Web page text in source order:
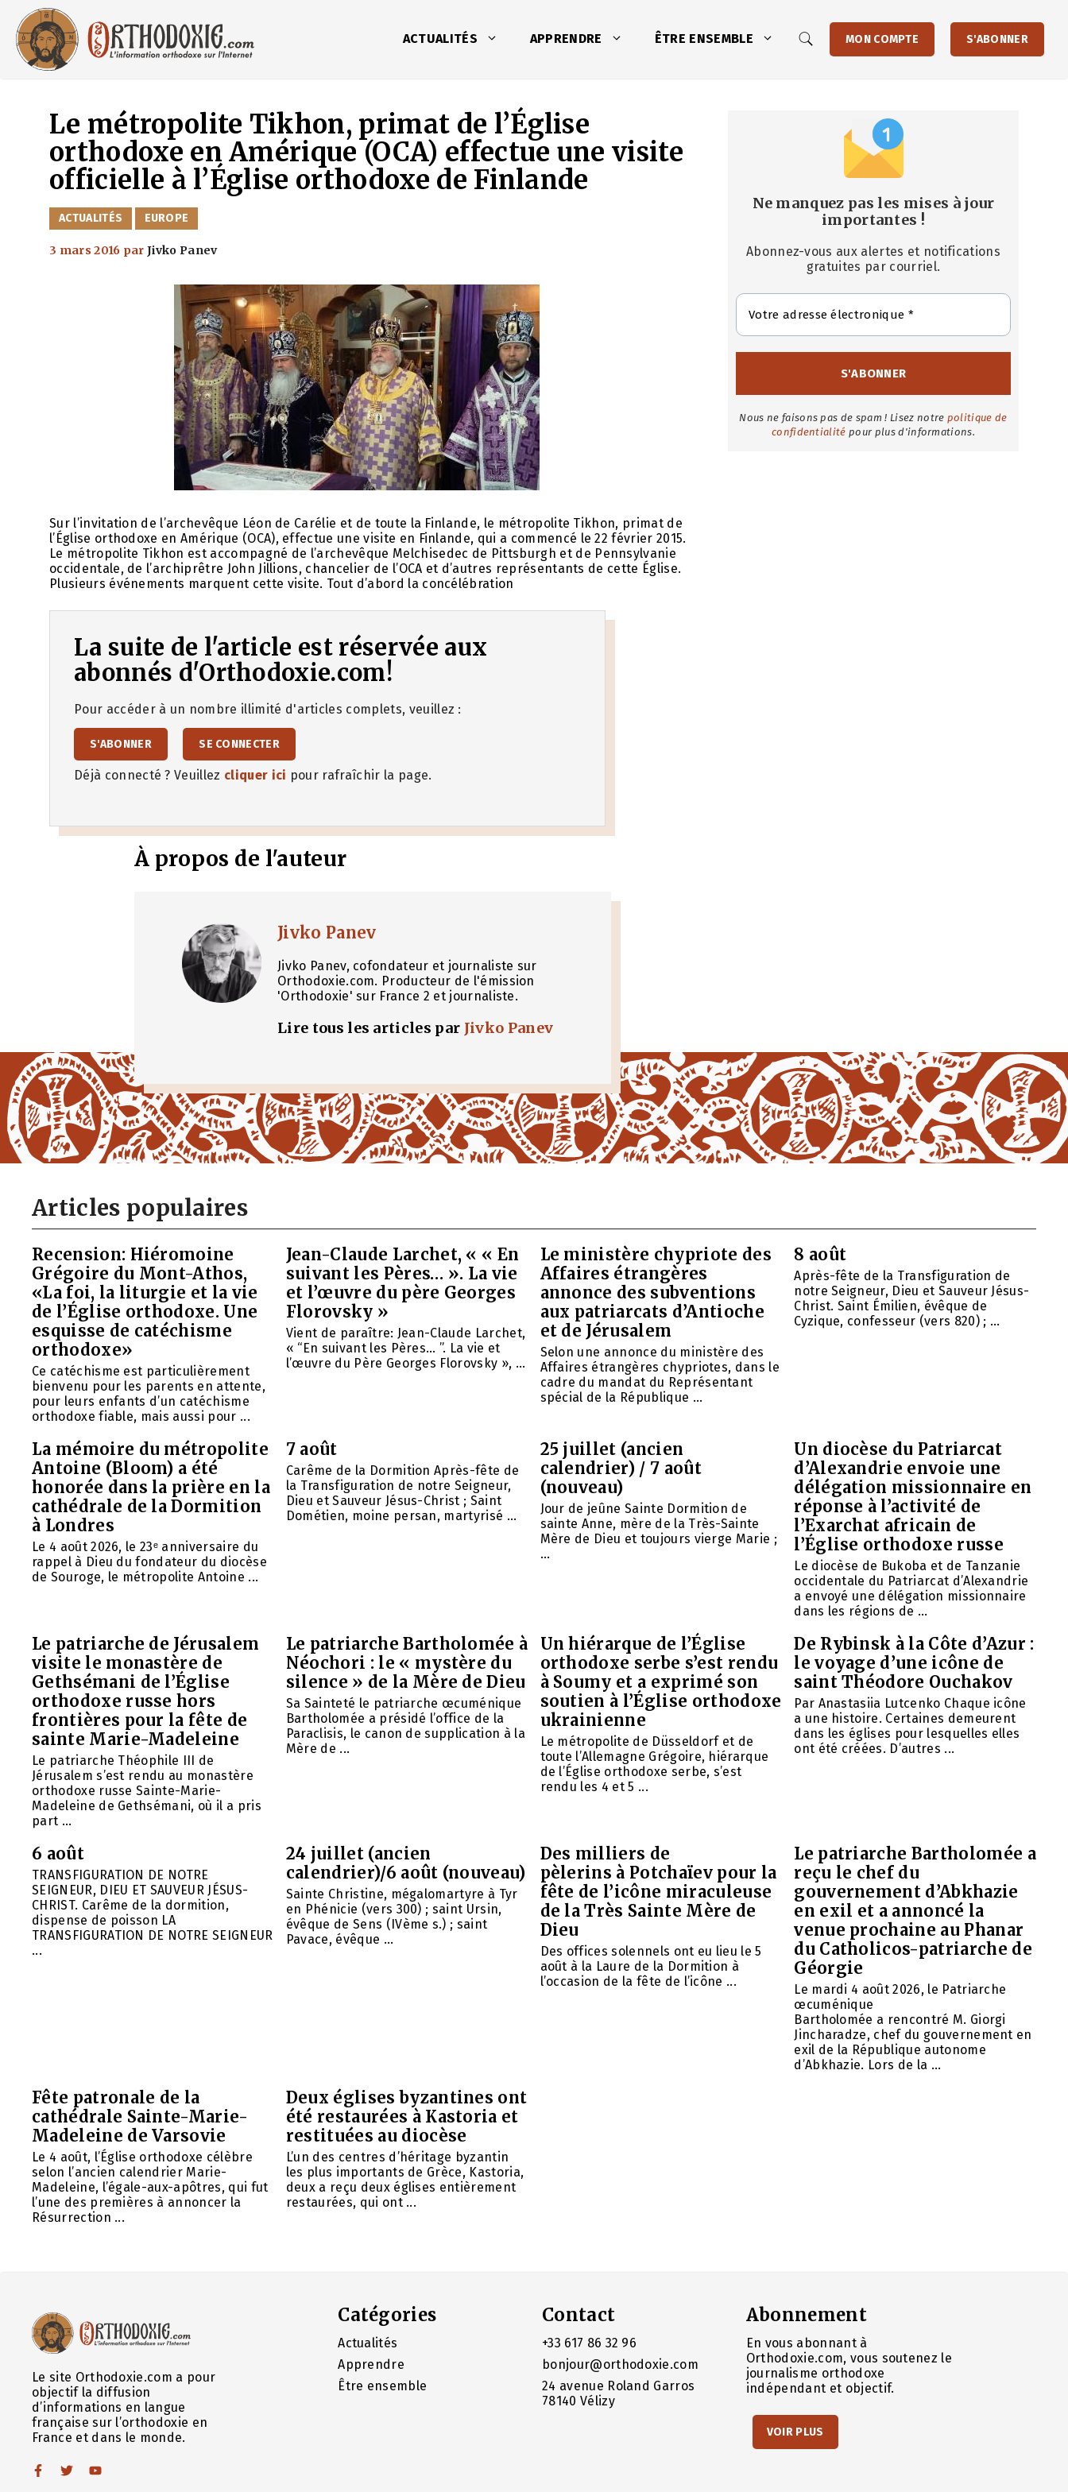
contenu
ACTUALITÉS APPRENDRE ÊTRE ENSEMBLE MON COMPTE S'ABONNER
Le métropolite Tikhon, primat de l’Église
orthodoxe en Amérique (OCA) effectue une visite
officielle à l’Église orthodoxe de Finlande
CATÉGORIES
ACTUALITÉS EUROPE
3 mars 2016 parJivko Panev
Sur l’invitation de l’archevêque Léon de Carélie et de toute la Finlande, le métropolite Tikhon, primat de
l’Église orthodoxe en Amérique (OCA), effectue une visite en Finlande, qui a commencé le 22 février 2015.
Le métropolite Tikhon est accompagné de l’archevêque Melchisedec de Pittsburgh et de Pennsylvanie
occidentale, de l’archiprêtre John Jillions, chancelier de l’OCA et d’autres représentants de cette Église.
Plusieurs événements marquent cette visite. Tout d’abord la concélébration
La suite de l'article est réservée aux
abonnés d'Orthodoxie.com!
Pour accéder à un nombre illimité d'articles complets, veuillez :
S'ABONNER SE CONNECTER
Déjà connecté ? Veuillez cliquer ici pour rafraîchir la page.
À propos de l'auteur
Jivko Panev
Jivko Panev, cofondateur et journaliste sur
Orthodoxie.com. Producteur de l'émission
'Orthodoxie' sur France 2 et journaliste.
Lire tous les articles par Jivko Panev
Ne manquez pas les mises à jour
importantes !
Abonnez-vous aux alertes et notifications
gratuites par courriel.
Nous ne faisons pas de spam ! Lisez notre politique de
confidentialité pour plus d'informations.
Articles populaires
Recension: Hiéromoine
Grégoire du Mont-Athos,
«La foi, la liturgie et la vie
de l’Église orthodoxe. Une
esquisse de catéchisme
orthodoxe»
Ce catéchisme est particulièrement
bienvenu pour les parents en attente,
pour leurs enfants d’un catéchisme
orthodoxe fiable, mais aussi pour ...
Jean-Claude Larchet, « « En
suivant les Pères… ». La vie
et l’œuvre du père Georges
Florovsky »
Vient de paraître: Jean-Claude Larchet,
« “En suivant les Pères… ”. La vie et
l’œuvre du Père Georges Florovsky », ...
Le ministère chypriote des
Affaires étrangères
annonce des subventions
aux patriarcats d’Antioche
et de Jérusalem
Selon une annonce du ministère des
Affaires étrangères chypriotes, dans le
cadre du mandat du Représentant
spécial de la République ...
8 août
Après-fête de la Transfiguration de
notre Seigneur, Dieu et Sauveur Jésus-
Christ. Saint Émilien, évêque de
Cyzique, confesseur (vers 820) ; ...
La mémoire du métropolite
Antoine (Bloom) a été
honorée dans la prière en la
cathédrale de la Dormition
à Londres
Le 4 août 2026, le 23ᵉ anniversaire du
rappel à Dieu du fondateur du diocèse
de Souroge, le métropolite Antoine ...
7 août
Carême de la Dormition Après-fête de
la Transfiguration de notre Seigneur,
Dieu et Sauveur Jésus-Christ ; Saint
Dométien, moine persan, martyrisé ...
25 juillet (ancien
calendrier) / 7 août
(nouveau)
Jour de jeûne Sainte Dormition de
sainte Anne, mère de la Très-Sainte
Mère de Dieu et toujours vierge Marie ;
...
Un diocèse du Patriarcat
d’Alexandrie envoie une
délégation missionnaire en
réponse à l’activité de
l’Exarchat africain de
l’Église orthodoxe russe
Le diocèse de Bukoba et de Tanzanie
occidentale du Patriarcat d’Alexandrie
a envoyé une délégation missionnaire
dans les régions de ...
Le patriarche de Jérusalem
visite le monastère de
Gethsémani de l’Église
orthodoxe russe hors
frontières pour la fête de
sainte Marie-Madeleine
Le patriarche Théophile III de
Jérusalem s’est rendu au monastère
orthodoxe russe Sainte-Marie-
Madeleine de Gethsémani, où il a pris
part ...
Le patriarche Bartholomée à
Néochori : le « mystère du
silence » de la Mère de Dieu
Sa Sainteté le patriarche œcuménique
Bartholomée a présidé l’office de la
Paraclisis, le canon de supplication à la
Mère de ...
Un hiérarque de l’Église
orthodoxe serbe s’est rendu
à Soumy et a exprimé son
soutien à l’Église orthodoxe
ukrainienne
Le métropolite de Düsseldorf et de
toute l’Allemagne Grégoire, hiérarque
de l’Église orthodoxe serbe, s’est
rendu les 4 et 5 ...
De Rybinsk à la Côte d’Azur :
le voyage d’une icône de
saint Théodore Ouchakov
Par Anastasiia Lutcenko Chaque icône
a une histoire. Certaines demeurent
dans les églises pour lesquelles elles
ont été créées. D’autres ...
6 août
TRANSFIGURATION DE NOTRE
SEIGNEUR, DIEU ET SAUVEUR JÉSUS-
CHRIST. Carême de la dormition,
dispense de poisson LA
TRANSFIGURATION DE NOTRE SEIGNEUR
...
24 juillet (ancien
calendrier)/6 août (nouveau)
Sainte Christine, mégalomartyre à Tyr
en Phénicie (vers 300) ; saint Ursin,
évêque de Sens (IVème s.) ; saint
Pavace, évêque ...
Des milliers de
pèlerins à Potchaïev pour la
fête de l’icône miraculeuse
de la Très Sainte Mère de
Dieu
Des offices solennels ont eu lieu le 5
août à la Laure de la Dormition à
l’occasion de la fête de l’icône ...
Le patriarche Bartholomée a
reçu le chef du
gouvernement d’Abkhazie
en exil et a annoncé la
venue prochaine au Phanar
du Catholicos-patriarche de
Géorgie
Le mardi 4 août 2026, le Patriarche
œcuménique
Bartholomée a rencontré M. Giorgi
Jincharadze, chef du gouvernement en
exil de la République autonome
d’Abkhazie. Lors de la ...
Fête patronale de la
cathédrale Sainte-Marie-
Madeleine de Varsovie
Le 4 août, l’Église orthodoxe célèbre
selon l’ancien calendrier Marie-
Madeleine, l’égale-aux-apôtres, qui fut
l’une des premières à annoncer la
Résurrection ...
Deux églises byzantines ont
été restaurées à Kastoria et
restituées au diocèse
L’un des centres d’héritage byzantin
les plus importants de Grèce, Kastoria,
deux a reçu deux églises entièrement
restaurées, qui ont ...
Le site Orthodoxie.com a pour
objectif la diffusion
d’informations en langue
française sur l’orthodoxie en
France et dans le monde.
Catégories
Actualités
Apprendre
Être ensemble
Contact
+33 617 86 32 96
bonjour@orthodoxie.com
24 avenue Roland Garros
78140 Vélizy
Abonnement
En vous abonnant à
Orthodoxie.com, vous soutenez le
journalisme orthodoxe
indépendant et objectif.
VOIR PLUS